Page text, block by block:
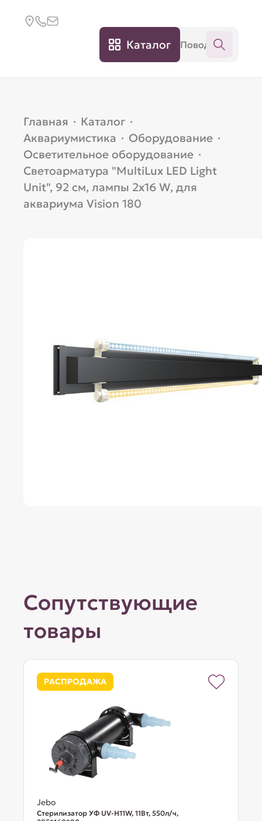
Каталог
Главная · Каталог ·
Аквариумистика · Оборудование ·
Осветительное оборудование ·
Светоарматура "MultiLux LED Light
Unit", 92 см, лампы 2x16 W, для
аквариума Vision 180
Сопутствующие
товары
РАСПРОДАЖА
Jebo
Стерилизатор УФ UV-H11W, 11Вт, 550л/ч,